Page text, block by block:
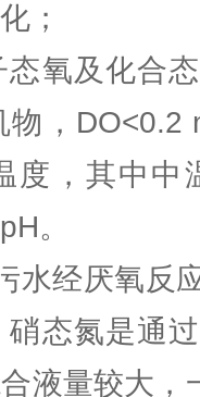
；
态氧及化合
，DO<0.2
度，其中
。
水经厌氧反
态氮是通
液量较大，